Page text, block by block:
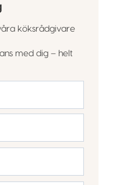
köksrådgivare
med dig – helt